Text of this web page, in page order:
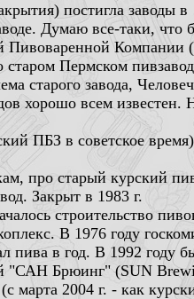
постигла заводы
Думаю все-таки, что
Пивоваренной Компании
Пермском
старого завода,
хорошо всем известен.
ПБЗ в советское
про старый курский
Закрыт в 1983 г.
строительство
В 1976 году
пива в год. В 1992 году
"САН Брюинг" (SUN
марта 2004 г. - как